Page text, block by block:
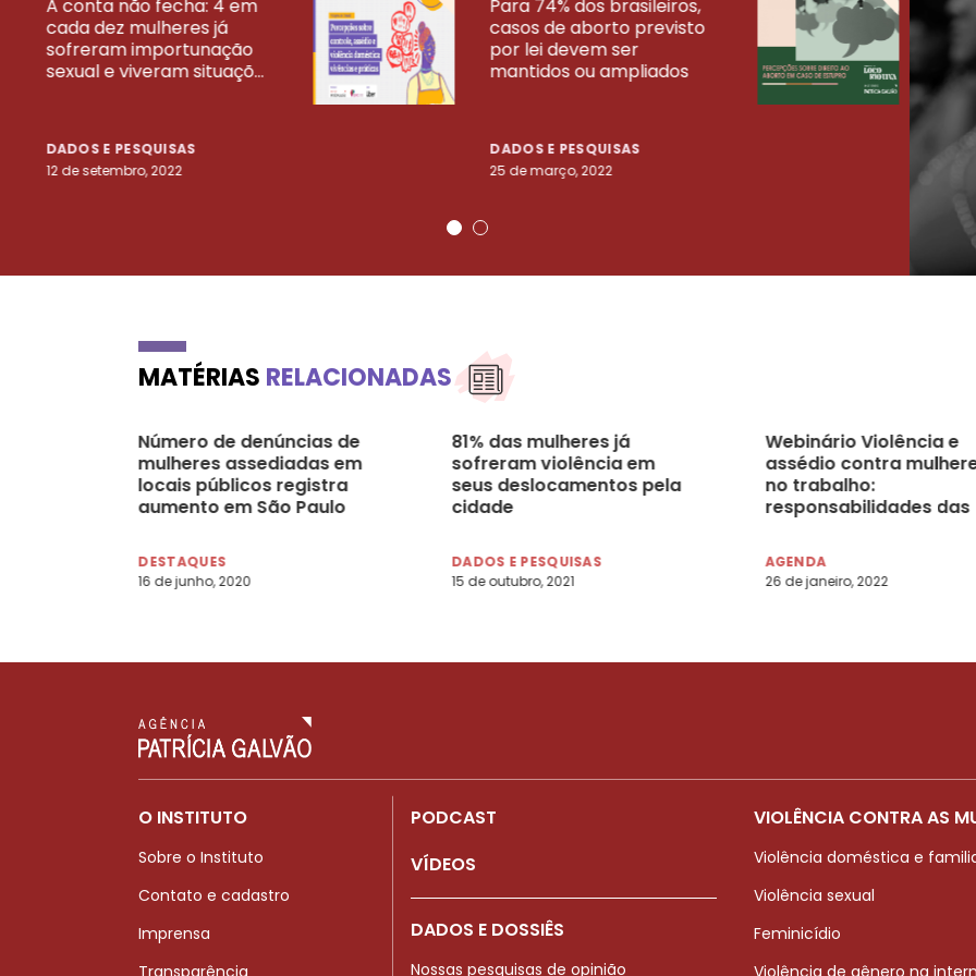
A conta não fecha: 4 em
cada dez mulheres já
sofreram importunação
sexual e viveram situaçõ...
DADOS E PESQUISAS
12 de setembro, 2022
Para 74% dos brasileiros,
casos de aborto previsto
por lei devem ser
mantidos ou ampliados
DADOS E PESQUISAS
25 de março, 2022
23
VEJA MAIS PESQUISAS
MATÉRIAS RELACIONADAS
Número de denúncias de
mulheres assediadas em
locais públicos registra
aumento em São Paulo
DESTAQUES
16 de junho, 2020
81% das mulheres já
sofreram violência em
seus deslocamentos pela
cidade
DADOS E PESQUISAS
15 de outubro, 2021
Webinário Violência e
assédio contra
no trabalho:
responsabilidades das
AGENDA
26 de janeiro, 2022
O INSTITUTO
Sobre o Instituto
Contato e cadastro
Imprensa
Transparência
PODCAST
VÍDEOS
DADOS E DOSSIÊS
Nossas pesquisas de opinião
VIOLÊNCIA CONTRA AS
Violência doméstica e
Violência sexual
Feminicídio
Violência de gênero na